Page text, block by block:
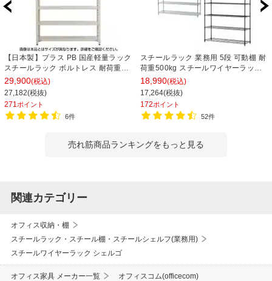
【日本製】プラス PB 国産軽量ラック
スチールラック ボルトレス 耐荷重
150kg/段 天地6段 幅1812×奥行462×
高さ2100mm スチール棚 スチールシ
ェルフ 収納棚 オープンラック 収納ラ
ック
29,900(税込)
27,182(税抜)
271ポイント
6件
スチールラック 業務用 5段 可動棚 耐
荷重500kg スチールワイヤーラック
シェルゴ 幅1515×奥行460×高さ
1740mm
18,990(税込)
17,264(税抜)
172ポイント
52件
売れ筋商品ランキングをもっと見る
関連カテゴリー
オフィス収納・棚
スチールラック・スチール棚・スチールシェルフ(業務用)
スチールワイヤーラック シェルゴ
オフィス家具 メーカー一覧 オフィスコム(officecom)